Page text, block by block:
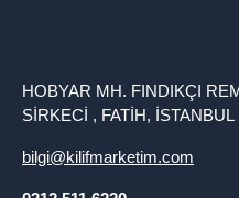
HOBYAR MH. FINDIKÇI
SİRKECİ , FATİH, İSTANBUL
bilgi@kilifmarketim.com